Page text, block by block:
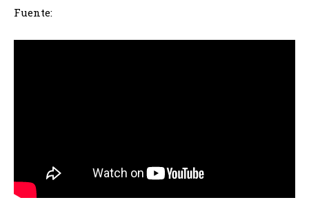
Fuente: